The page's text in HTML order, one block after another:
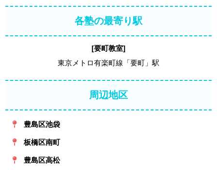
各塾の最寄り駅
[要町教室]
東京メトロ有楽町線「要町」駅
周辺地区
豊島区池袋
板橋区南町
豊島区高松